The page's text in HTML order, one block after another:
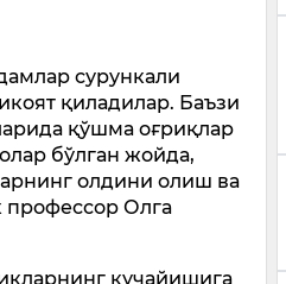
сурункали
қиладилар. Баъзи
қўшма оғриқлар
бўлган жойда,
олдини олиш ва
Олга
кучайишига